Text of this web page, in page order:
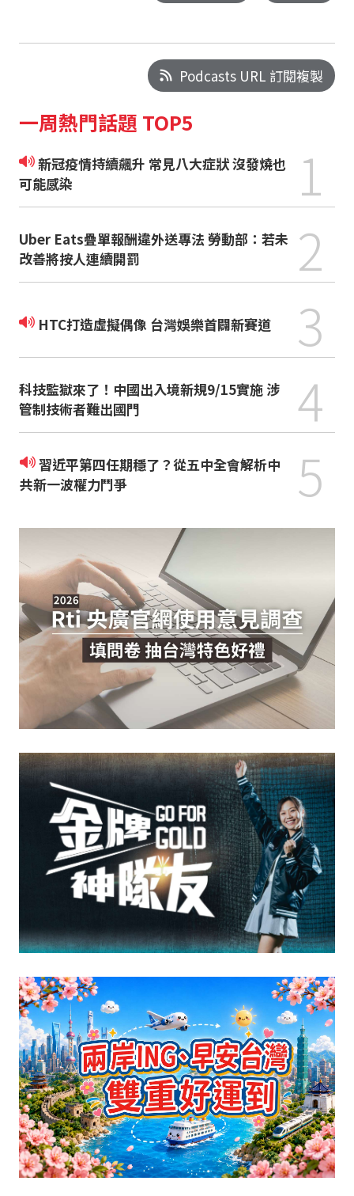
Podcasts URL 訂閱複製
一周熱門話題 TOP5
新冠疫情持續飆升 常見八大症狀 沒發燒也
可能感染
1
Uber Eats疊單報酬違外送專法 勞動部：若未
改善將按人連續開罰
2
HTC打造虛擬偶像 台灣娛樂首闢新賽道 3
科技監獄來了！中國出入境新規9/15實施 涉
管制技術者難出國門
4
習近平第四任期穩了？從五中全會解析中
共新一波權力鬥爭
5